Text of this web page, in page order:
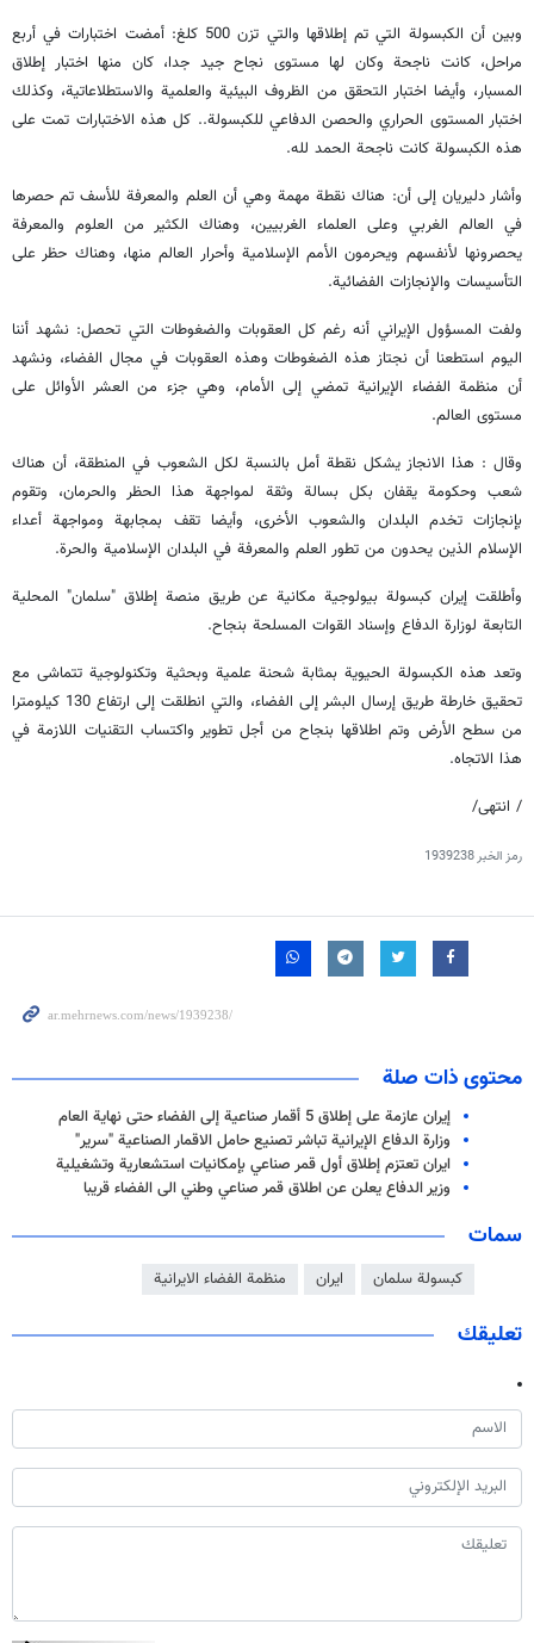
وبين أن الكبسولة التي تم إطلاقها والتي تزن 500 كلغ: أمضت اختبارات في أربع
مراحل، كانت ناجحة وكان لها مستوى نجاح جيد جدا، كان منها اختبار إطلاق
المسبار، وأيضا اختبار التحقق من الظروف البيئية والعلمية والاستطلاعاتية، وكذلك
اختبار المستوى الحراري والحصن الدفاعي للكبسولة.. كل هذه الاختبارات تمت على
هذه الكبسولة كانت ناجحة الحمد لله.
وأشار دليريان إلى أن: هناك نقطة مهمة وهي أن العلم والمعرفة للأسف تم حصرها
في العالم الغربي وعلى العلماء الغربيين، وهناك الكثير من العلوم والمعرفة
يحصرونها لأنفسهم ويحرمون الأمم الإسلامية وأحرار العالم منها، وهناك حظر على
التأسيسات والإنجازات الفضائية.
ولفت المسؤول الإيراني أنه رغم كل العقوبات والضغوطات التي تحصل: نشهد أننا
اليوم استطعنا أن نجتاز هذه الضغوطات وهذه العقوبات في مجال الفضاء، ونشهد
أن منظمة الفضاء الإيرانية تمضي إلى الأمام، وهي جزء من العشر الأوائل على
مستوى العالم.
وقال : هذا الانجاز يشكل نقطة أمل بالنسبة لكل الشعوب في المنطقة، أن هناك
شعب وحكومة يقفان بكل بسالة وثقة لمواجهة هذا الحظر والحرمان، وتقوم
بإنجازات تخدم البلدان والشعوب الأخرى، وأيضا تقف بمجابهة ومواجهة أعداء
الإسلام الذين يحدون من تطور العلم والمعرفة في البلدان الإسلامية والحرة.
وأطلقت إيران كبسولة بيولوجية مكانية عن طريق منصة إطلاق "سلمان" المحلية
التابعة لوزارة الدفاع وإسناد القوات المسلحة بنجاح.
وتعد هذه الكبسولة الحيوية بمثابة شحنة علمية وبحثية وتكنولوجية تتماشى مع
تحقيق خارطة طريق إرسال البشر إلى الفضاء، والتي انطلقت إلى ارتفاع 130 كيلومترا
من سطح الأرض وتم اطلاقها بنجاح من أجل تطوير واكتساب التقنيات اللازمة في
هذا الاتجاه.
/ انتهى/
رمز الخبر1939238
محتوى ذات صلة
إيران عازمة على إطلاق 5 أقمار صناعية إلى الفضاء حتى نهاية العام
وزارة الدفاع الإيرانية تباشر تصنيع حامل الاقمار الصناعية "سرير"
ايران تعتزم إطلاق أول قمر صناعي بإمكانيات استشعارية وتشغيلية
وزير الدفاع يعلن عن اطلاق قمر صناعي وطني الى الفضاء قريبا
سمات
كبسولة سلمان ايران منظمة الفضاء الايرانية
تعليقك